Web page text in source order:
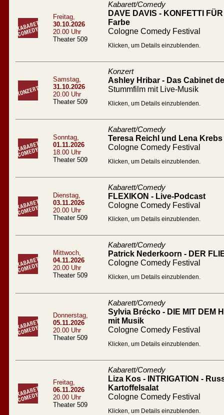
Freitag,
30.10.2026
20.00 Uhr
Theater 509
Kabarett/Comedy
DAVE DAVIS - KONFETTI
Farbe
Cologne Comedy Festival
Klicken, um Details einzublenden.
Samstag,
31.10.2026
20.00 Uhr
Theater 509
Konzert
Ashley Hribar - Das Cabinet
Stummfilm mit Live-Musik
Klicken, um Details einzublenden.
Sonntag,
01.11.2026
18.00 Uhr
Theater 509
Kabarett/Comedy
Teresa Reichl und Lena
Cologne Comedy Festival
Klicken, um Details einzublenden.
Dienstag,
03.11.2026
20.00 Uhr
Theater 509
Kabarett/Comedy
FLEXIKON - Live-Podcast
Cologne Comedy Festival
Klicken, um Details einzublenden.
Mittwoch,
04.11.2026
20.00 Uhr
Theater 509
Kabarett/Comedy
Patrick Nederkoorn - DER
Cologne Comedy Festival
Klicken, um Details einzublenden.
Donnerstag,
05.11.2026
20.00 Uhr
Theater 509
Kabarett/Comedy
Sylvia Brécko - DIE MIT DEM
mit Musik
Cologne Comedy Festival
Klicken, um Details einzublenden.
Freitag,
06.11.2026
20.00 Uhr
Theater 509
Kabarett/Comedy
Liza Kos - INTRIGATION -
Kartoffelsalat
Cologne Comedy Festival
Klicken, um Details einzublenden.